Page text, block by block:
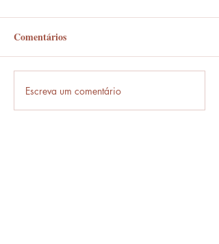
Comentários
Escreva um comentário